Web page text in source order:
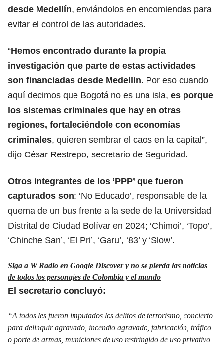
desde Medellín, enviándolos en encomiendas para
evitar el control de las autoridades.
“Hemos encontrado durante la propia
investigación que parte de estas actividades
son financiadas desde Medellín. Por eso cuando
aquí decimos que Bogotá no es una isla, es porque
los sistemas criminales que hay en otras
regiones, fortaleciéndole con economías
criminales, quieren sembrar el caos en la capital”,
dijo César Restrepo, secretario de Seguridad.
Otros integrantes de los ‘PPP’ que fueron
capturados son: ‘No Educado’, responsable de la
quema de un bus frente a la sede de la Universidad
Distrital de Ciudad Bolívar en 2024; ‘Chimoi’, ‘Topo’,
‘Chinche San’, ‘El Pri’, ‘Garu’, ‘83’ y ‘Slow’.
Siga a W Radio en Google Discover y no se pierda las noticias
de todos los personajes de Colombia y el mundo
El secretario concluyó:
“A todos les fueron imputados los delitos de terrorismo, concierto
para delinquir agravado, incendio agravado, fabricación, tráfico
o porte de armas, municiones de uso restringido de uso privativo